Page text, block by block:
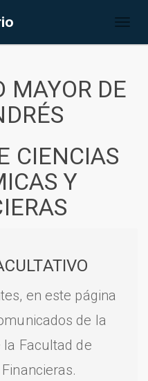
MAYOR DE
CIENCIAS
Y
en este página
de la
la Facultad de